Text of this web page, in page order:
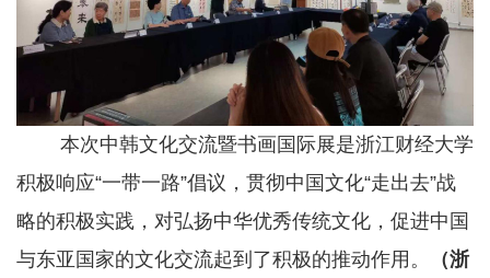
本次中韩文化交流暨书画国际展是浙江财经大学
积极响应“一带一路”倡议，贯彻中国文化“走出去”战
略的积极实践，对弘扬中华优秀传统文化，促进中国
与东亚国家的文化交流起到了积极的推动作用。
（浙